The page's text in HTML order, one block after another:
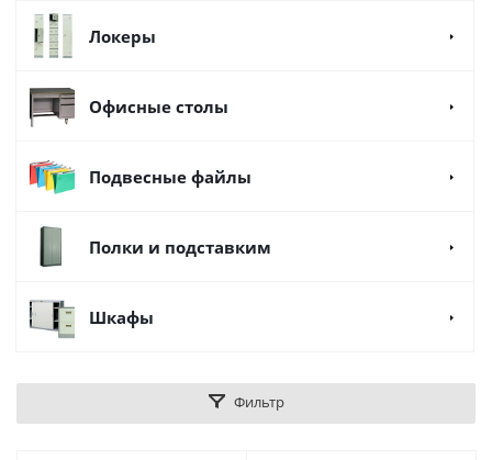
Локеры
Офисные столы
Подвесные файлы
Полки и подставким
Шкафы
Фильтр